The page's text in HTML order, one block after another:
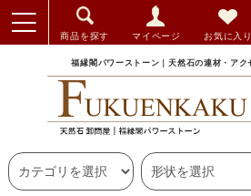
商品を探す マイページ お気に入り
福縁閣パワーストーン｜天然石の連材・アク